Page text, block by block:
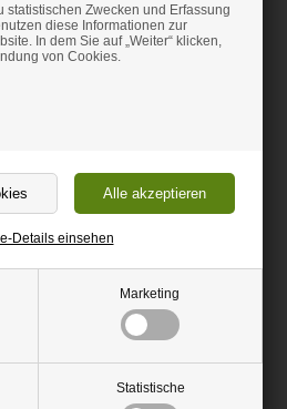
statistischen Zwecken und Erfassung
diese Informationen zur
In dem Sie auf „Weiter“ klicken,
von Cookies.
Marketing
Statistische
Details einsehen
und Kleben einer Corian-
ansehen
und Polieren einer
Platte ansehen